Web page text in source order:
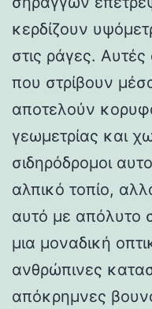
κερδίζουν
στις ράγες. Αυτές
που στρίβουν
αποτελούν
γεωμετρίας και
σιδηρόδρομοι
αλπικό τοπίο,
αυτό με απόλυτο
μια μοναδική
ανθρώπινες
απόκρημνες